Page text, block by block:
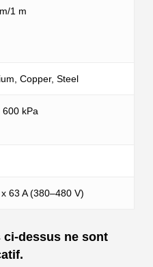
1 m
Copper, Steel
kPa
63 A (380–480 V)
ci-dessus ne sont